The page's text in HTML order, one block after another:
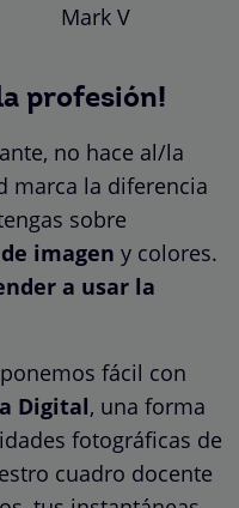
Mark V
profesión!
no hace al/la
marca la diferencia
sobre
imagen y colores.
a usar la
fácil con
Digital, una forma
fotográficas de
cuadro docente